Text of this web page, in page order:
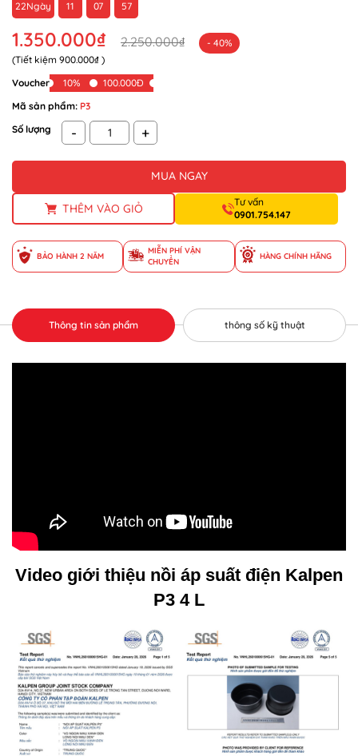
22Ngày 11 07 57
1.350.000₫ 2.250.000₫
- 40%
(Tiết kiệm 900.000₫ )
Voucher
10%
100.000Đ
Mã sản phẩm: P3
Số lượng
- +
MUA NGAY
THÊM VÀO GIỎ
Tư vấn
0901.754.147
BẢO HÀNH 2 NĂM
MIỄN PHÍ VẬN
CHUYỂN
HÀNG CHÍNH HÃNG
Thông tin sản phẩm thông số kỹ thuật
Video giới thiệu nồi áp suất điện Kalpen
P3 4 L